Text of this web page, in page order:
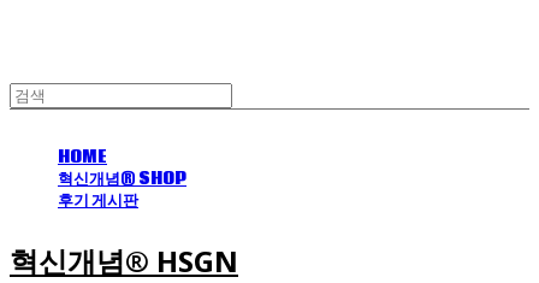
HOME
혁신개념® SHOP
후기 게시판
혁신개념® HSGN